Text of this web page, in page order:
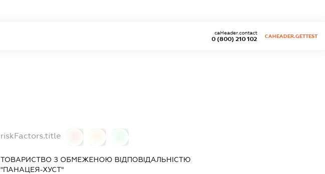
0 (800) 210 102
caHeader.contact
CAHEADER.GETTEST
riskFactors.title
ТОВАРИСТВО З ОБМЕЖЕНОЮ ВІДПОВІДАЛЬНІСТЮ
"ПАНАЦЕЯ-ХУСТ"